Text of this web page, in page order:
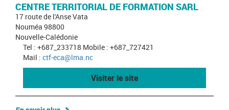
CENTRE TERRITORIAL DE FORMATION SARL
17 route de l'Anse Vata
Nouméa 98800
Nouvelle-Calédonie
Tel : +687_233718 Mobile : +687_727421
Mail : ctf-eca@lma.nc
Visiter le site